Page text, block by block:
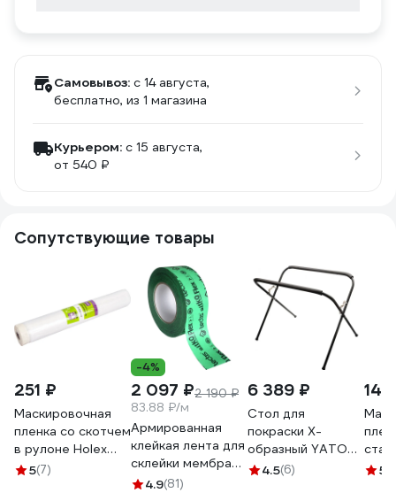
Самовывоз: c 14 августа,
бесплатно, из 1 магазина
Курьером: c 15 августа,
от 540 ₽
Сопутствующие товары
251 ₽
Маскировочная
пленка со скотчем
в рулоне Holex
2700 мм x 20 м
5(7)
-4%
2 097 ₽2 190 ₽
83.88 ₽/м
Армированная
клейкая лента для
склейки мембраны
и пароизоляции
4.9(81)
6 389 ₽
Стол для
покраски Х-
образный YATO
YT-5555
4.5(6)
4,5
5